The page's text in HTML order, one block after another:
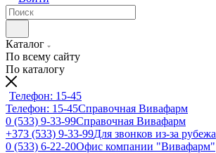
Каталог
По всему сайту
По каталогу
Телефон: 15-45
Телефон: 15-45Справочная Вивафарм
0 (533) 9-33-99Справочная Вивафарм
+373 (533) 9-33-99Для звонков из-за рубежа
0 (533) 6-22-20Офис компании "Вивафарм"